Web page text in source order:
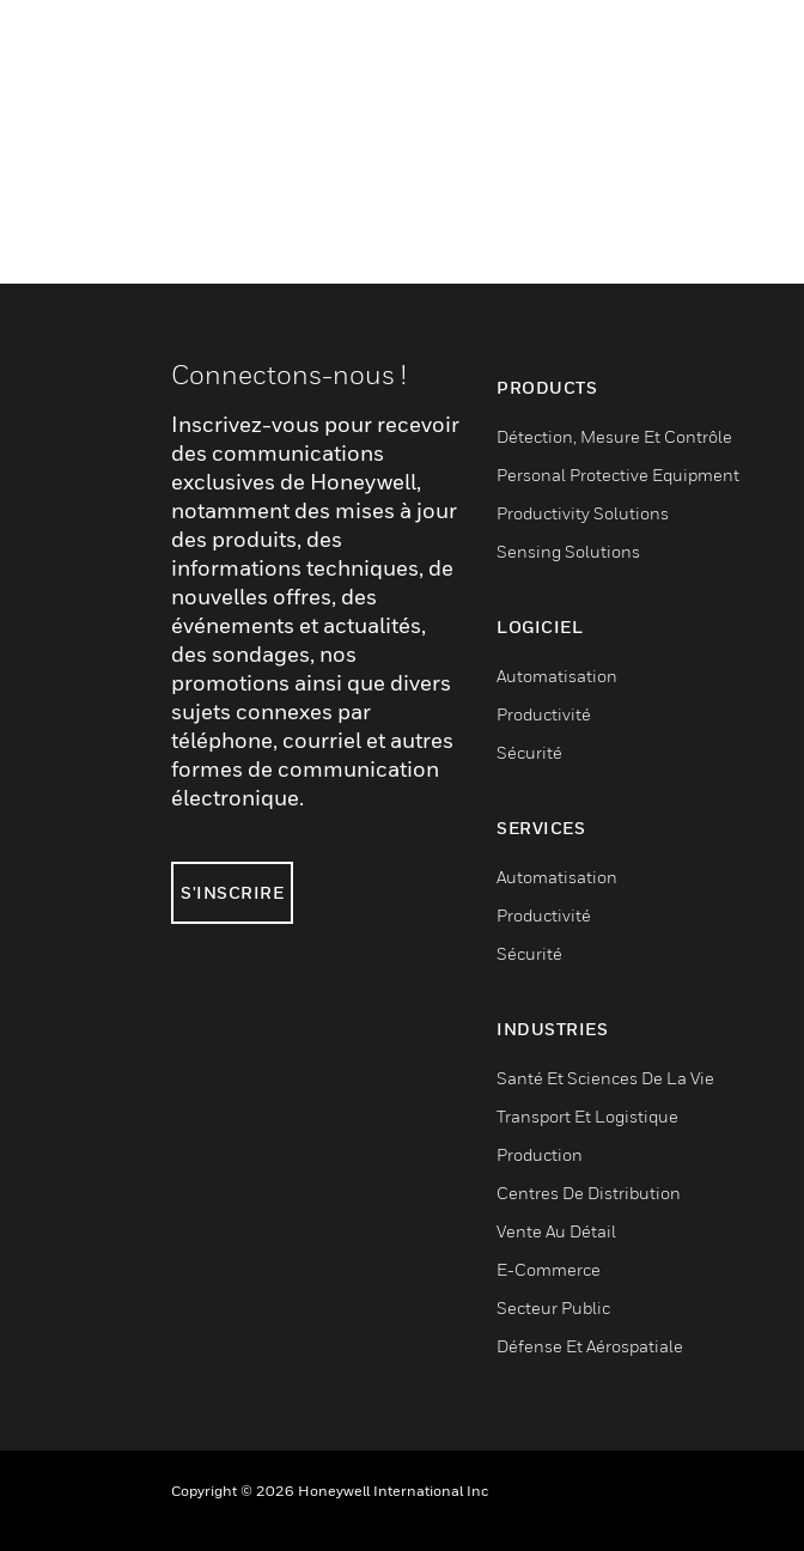
Connectons-nous !
Inscrivez-vous pour recevoir
des communications
exclusives de Honeywell,
notamment des mises à jour
des produits, des
informations techniques, de
nouvelles offres, des
événements et actualités,
des sondages, nos
promotions ainsi que divers
sujets connexes par
téléphone, courriel et autres
formes de communication
électronique.
S'INSCRIRE
PRODUCTS
Détection, Mesure Et Contrôle
Personal Protective Equipment
Productivity Solutions
Sensing Solutions
LOGICIEL
Automatisation
Productivité
Sécurité
SERVICES
Automatisation
Productivité
Sécurité
INDUSTRIES
Santé Et Sciences De La Vie
Transport Et Logistique
Production
Centres De Distribution
Vente Au Détail
E-Commerce
Secteur Public
Défense Et Aérospatiale
Copyright © 2026 Honeywell International Inc